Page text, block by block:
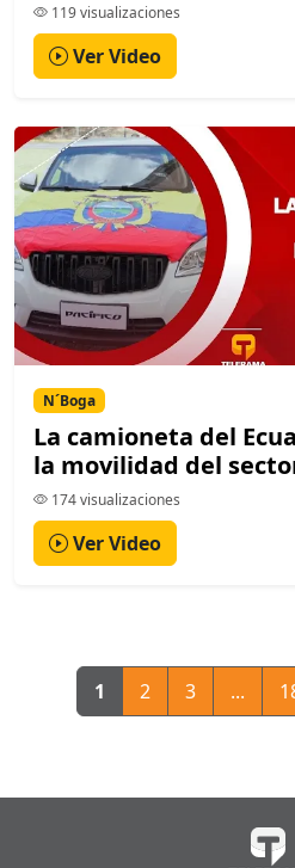
119 visualizaciones
Ver Video
N´Boga
La camioneta del
la movilidad del
174 visualizaciones
Ver Video
1 2 3 ...